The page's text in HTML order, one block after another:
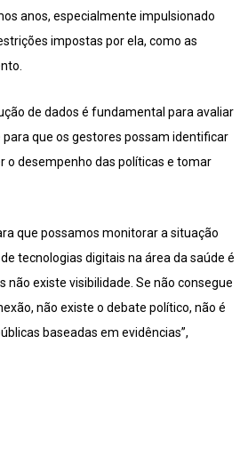
anos, especialmente impulsionado
impostas por ela, como as
de dados é fundamental para avaliar
que os gestores possam identificar
o desempenho das políticas e tomar
que possamos monitorar a situação
tecnologias digitais na área da saúde é
não existe visibilidade. Se não consegue
não existe o debate político, não é
baseadas em evidências”,